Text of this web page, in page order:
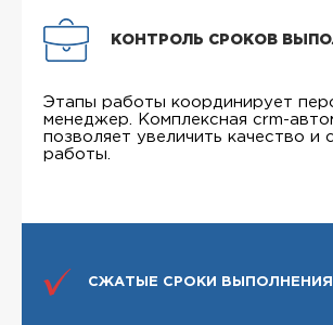
КОНТРОЛЬ СРОКОВ
Этапы работы координирует
менеджер. Комплексная crm-
позволяет увеличить качество и
работы.
СЖАТЫЕ СРОКИ